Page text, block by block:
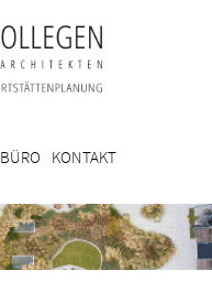
BÜRO KONTAKT